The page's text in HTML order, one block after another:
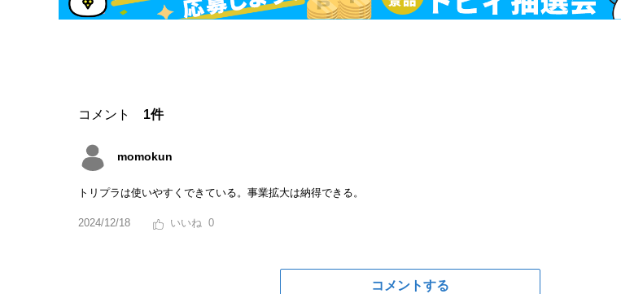
コメント 1件
momokun
トリプラは使いやすくできている。事業拡大は納得できる。
2024/12/18 0
コメントする